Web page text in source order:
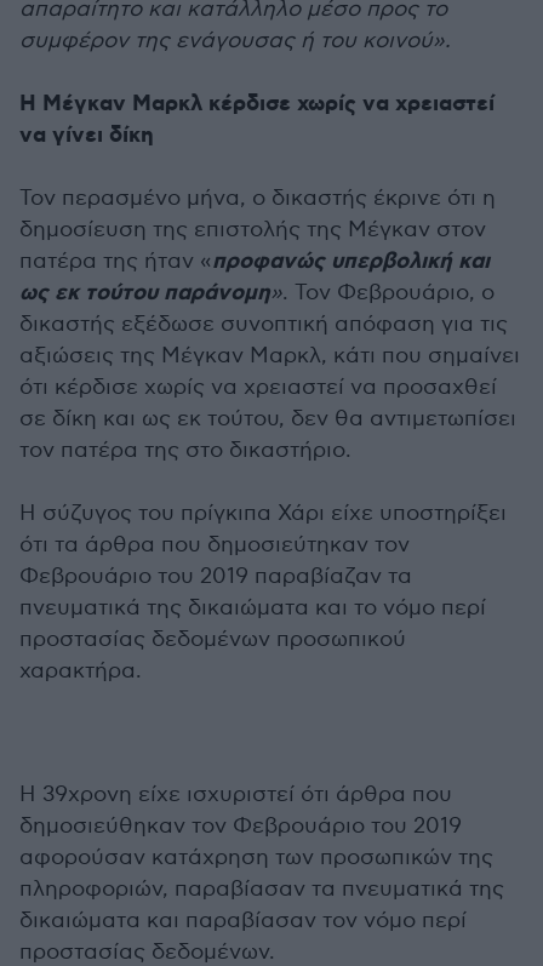
απαραίτητο και κατάλληλο μέσο προς το
συμφέρον της ενάγουσας ή του κοινού».
Η Μέγκαν Μαρκλ κέρδισε χωρίς να χρειαστεί
να γίνει δίκη
Τον περασμένο μήνα, ο δικαστής έκρινε ότι η
δημοσίευση της επιστολής της Μέγκαν στον
πατέρα της ήταν «προφανώς υπερβολική και
ως εκ τούτου παράνομη». Τον Φεβρουάριο, ο
δικαστής εξέδωσε συνοπτική απόφαση για τις
αξιώσεις της Μέγκαν Μαρκλ, κάτι που σημαίνει
ότι κέρδισε χωρίς να χρειαστεί να προσαχθεί
σε δίκη και ως εκ τούτου, δεν θα αντιμετωπίσει
τον πατέρα της στο δικαστήριο.
Η σύζυγος του πρίγκιπα Χάρι είχε υποστηρίξει
ότι τα άρθρα που δημοσιεύτηκαν τον
Φεβρουάριο του 2019 παραβίαζαν τα
πνευματικά της δικαιώματα και το νόμο περί
προστασίας δεδομένων προσωπικού
χαρακτήρα.
Η 39χρονη είχε ισχυριστεί ότι άρθρα που
δημοσιεύθηκαν τον Φεβρουάριο του 2019
αφορούσαν κατάχρηση των προσωπικών της
πληροφοριών, παραβίασαν τα πνευματικά της
δικαιώματα και παραβίασαν τον νόμο περί
προστασίας δεδομένων.